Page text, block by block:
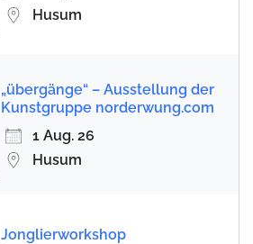
Husum
„übergänge“ – Ausstellung der
Kunstgruppe norderwung.com
1 Aug. 26
Husum
Jonglierworkshop